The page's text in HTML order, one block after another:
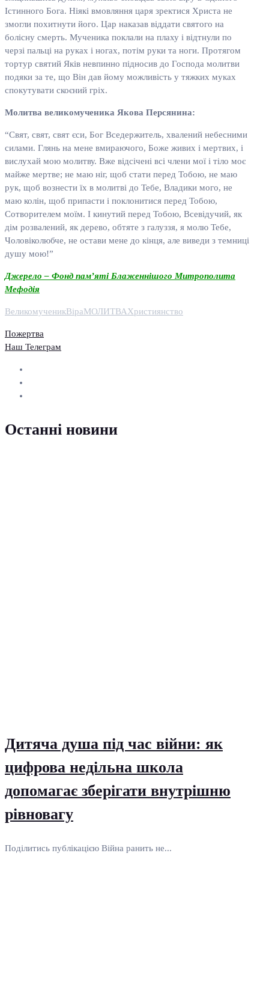
Істинного Бога. Ніякі вмовляння царя зректися Христа не
змогли похитнути його. Цар наказав віддати святого на
болісну смерть. Мученика поклали на плаху і відтнули по
черзі пальці на руках і ногах, потім руки та ноги. Протягом
тортур святий Яків невпинно підносив до Господа молитви
подяки за те, що Він дав йому можливість у тяжких муках
спокутувати скоєний гріх.
Молитва великомученика Якова Персянина:
“Свят, свят, свят єси, Бог Вседержитель, хвалений небесними
силами. Глянь на мене вмираючого, Боже живих і мертвих, і
вислухай мою молитву. Вже відсічені всі члени мої і тіло моє
майже мертве; не маю ніг, щоб стати перед Тобою, не маю
рук, щоб вознести їх в молитві до Тебе, Владики мого, не
маю колін, щоб припасти і поклонитися перед Тобою,
Сотворителем моїм. І кинутий перед Тобою, Всевідучий, як
дім розвалений, як дерево, обтяте з галуззя, я молю Тебе,
Чоловіколюбче, не остави мене до кінця, але виведи з темниці
душу мою!”
Джерело – Фонд пам’яті Блаженнішого Митрополита
Мефодія
ВеликомученикВіраМОЛИТВАХристиянство
Пожертва
Наш Телеграм
Останні новини
Дитяча душа під час війни: як
цифрова недільна школа
допомагає зберігати внутрішню
рівновагу
Поділитись публікацією Війна ранить не...